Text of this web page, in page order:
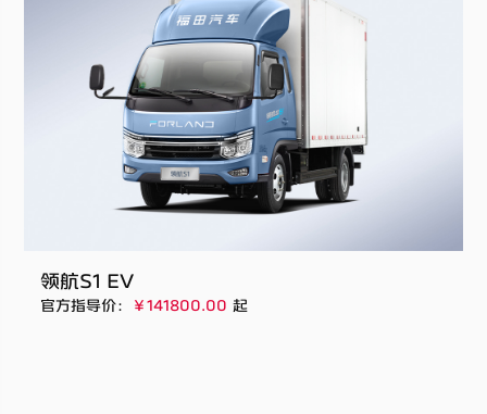
领航S1 EV
官方指导价： ￥141800.00 起